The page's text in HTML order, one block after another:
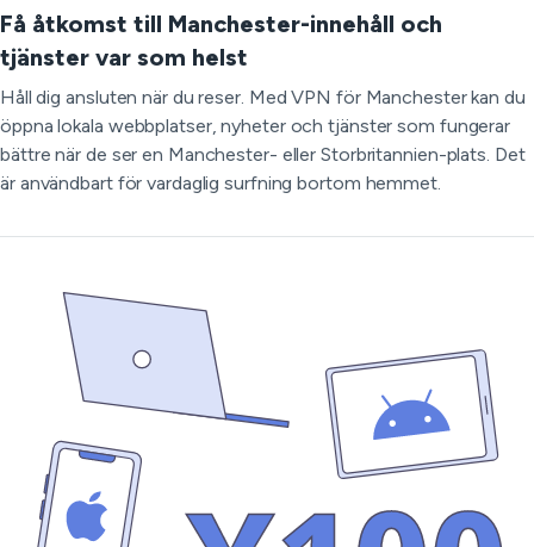
Få åtkomst till Manchester-innehåll och
tjänster var som helst
Håll dig ansluten när du reser. Med VPN för Manchester kan du
öppna lokala webbplatser, nyheter och tjänster som fungerar
bättre när de ser en Manchester- eller Storbritannien-plats. Det
är användbart för vardaglig surfning bortom hemmet.